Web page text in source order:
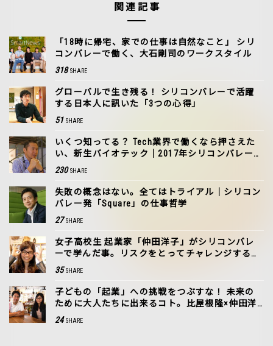
関連記事
「18時に帰宅、家での仕事は自然なこと」 シリ
コンバレーで働く、大石剛司のワークスタイル
318 SHARE
グローバルで生き残る！ シリコンバレーで活躍
する日本人に訊いた「3つの心得」
51 SHARE
いくつ知ってる？ Tech業界で働くなら押さえた
い、新生バイオテック｜2017年シリコンバレー潮
流
230 SHARE
失敗の概念はない。全てはトライアル｜シリコン
バレー発「Square」の仕事哲学
27 SHARE
女子高校生 起業家「仲田洋子」がシリコンバレ
ーで学んだ事。リスクをとってチャレンジする人
になりたい！
35 SHARE
子どもの「起業」への挑戦をつぶすな！ 未来の
ために大人たちに出来るコト。比屋根隆×仲田洋
子
24 SHARE